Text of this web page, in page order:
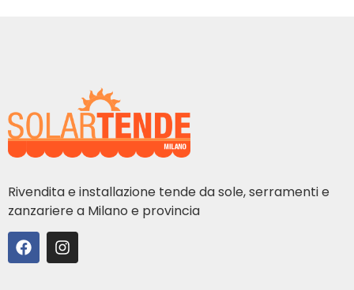
Rivendita e installazione tende da sole, serramenti e
zanzariere a Milano e provincia